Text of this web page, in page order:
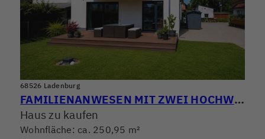
68526 Ladenburg
FAMILIENANWESEN MIT ZWEI HOCHWERTIGEN WOHNHÄUSERN! WOHNEN, ARBEITEN & VERMIETEN PERFEKT KOMBINIERT
Haus zu kaufen
Wohnfläche: ca. 250,95 m²